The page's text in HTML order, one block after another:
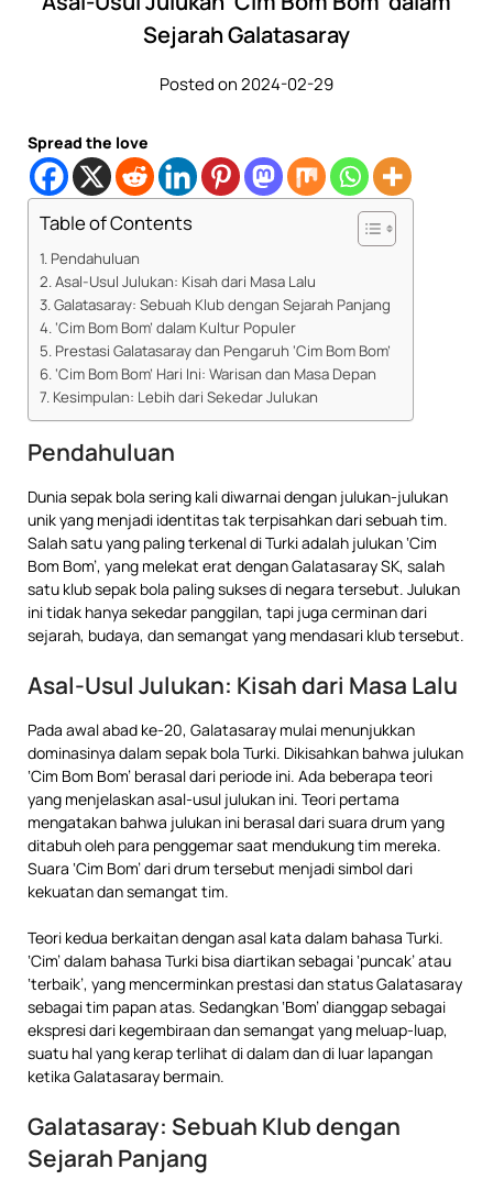
Sejarah Galatasaray
Posted on 2024-02-29
Spread the love
Table of Contents
Pendahuluan
Asal-Usul Julukan: Kisah dari Masa Lalu
Galatasaray: Sebuah Klub dengan Sejarah Panjang
‘Cim Bom Bom’ dalam Kultur Populer
Prestasi Galatasaray dan Pengaruh ‘Cim Bom Bom’
‘Cim Bom Bom’ Hari Ini: Warisan dan Masa Depan
Kesimpulan: Lebih dari Sekedar Julukan
Pendahuluan
Dunia sepak bola sering kali diwarnai dengan julukan-julukan
unik yang menjadi identitas tak terpisahkan dari sebuah tim.
Salah satu yang paling terkenal di Turki adalah julukan ‘Cim
Bom Bom’, yang melekat erat dengan Galatasaray SK, salah
satu klub sepak bola paling sukses di negara tersebut. Julukan
ini tidak hanya sekedar panggilan, tapi juga cerminan dari
sejarah, budaya, dan semangat yang mendasari klub tersebut.
Asal-Usul Julukan: Kisah dari Masa Lalu
Pada awal abad ke-20, Galatasaray mulai menunjukkan
dominasinya dalam sepak bola Turki. Dikisahkan bahwa julukan
‘Cim Bom Bom’ berasal dari periode ini. Ada beberapa teori
yang menjelaskan asal-usul julukan ini. Teori pertama
mengatakan bahwa julukan ini berasal dari suara drum yang
ditabuh oleh para penggemar saat mendukung tim mereka.
Suara ‘Cim Bom’ dari drum tersebut menjadi simbol dari
kekuatan dan semangat tim.
Teori kedua berkaitan dengan asal kata dalam bahasa Turki.
‘Cim’ dalam bahasa Turki bisa diartikan sebagai ‘puncak’ atau
‘terbaik’, yang mencerminkan prestasi dan status Galatasaray
sebagai tim papan atas. Sedangkan ‘Bom’ dianggap sebagai
ekspresi dari kegembiraan dan semangat yang meluap-luap,
suatu hal yang kerap terlihat di dalam dan di luar lapangan
ketika Galatasaray bermain.
Galatasaray: Sebuah Klub dengan
Sejarah Panjang